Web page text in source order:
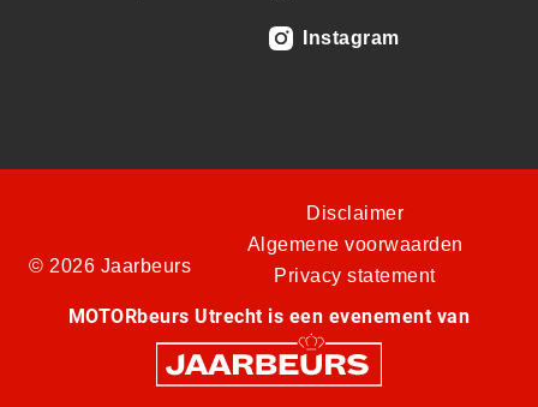
Instagram
© 2026 Jaarbeurs
Disclaimer
Algemene voorwaarden
Privacy statement
MOTORbeurs Utrecht is een evenement van